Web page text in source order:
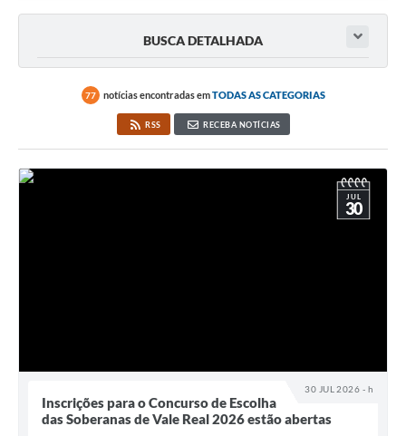
BUSCA DETALHADA
77 notícias encontradas emTODAS AS CATEGORIAS
RSS RECEBA NOTÍCIAS
30 JUL 2026 - h
JUL
30
Inscrições para o Concurso de Escolha
das Soberanas de Vale Real 2026 estão abertas